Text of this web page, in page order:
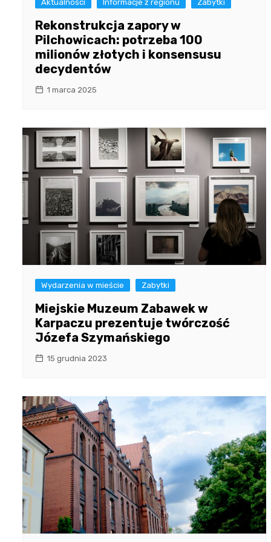
Aktualności Informacje z regionu Zabytki
Rekonstrukcja zapory w
Pilchowicach: potrzeba 100
milionów złotych i konsensusu
decydentów
1 marca 2025
Wydarzenia w mieście Zabytki
Miejskie Muzeum Zabawek w
Karpaczu prezentuje twórczość
Józefa Szymańskiego
15 grudnia 2023